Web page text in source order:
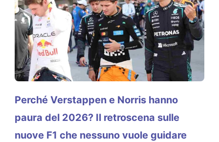
Perché Verstappen e Norris hanno
paura del 2026? Il retroscena sulle
nuove F1 che nessuno vuole guidare